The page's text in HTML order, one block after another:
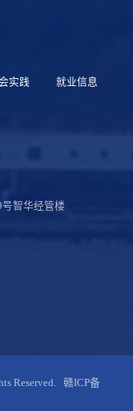
实践 就业信息
智华经管楼
Reserved. 赣ICP备